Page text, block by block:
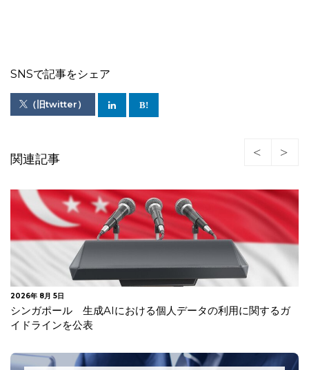
SNSで記事をシェア
（旧twitter）
関連記事
2026年 7月 30日
オランダデータ保護局 生成AIモデルの開発・導入に関する
GDPRガイドラインを公表